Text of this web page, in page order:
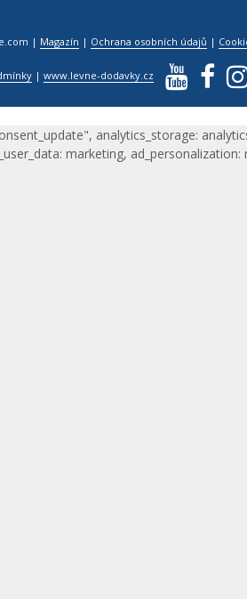
| Magazín | Ochrana osobních údajů |
|www.levne-dodavky.cz
analytics_storage:
marketing, ad_personalization: